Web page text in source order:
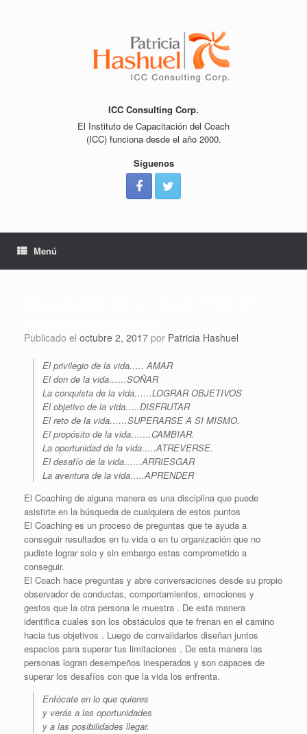
ICC Consulting Corp.
El Instituto de Capacitación del Coach
(ICC) funciona desde el año 2000.
Síguenos
Menú
Publicado el octubre 2, 2017 por Patricia Hashuel
El privilegio de la vida….. AMAR
El don de la vida……SOÑAR
La conquista de la vida……LOGRAR OBJETIVOS
El objetivo de la vida…..DISFRUTAR
El reto de la vida……SUPERARSE A SI MISMO.
El propósito de la vida…….CAMBIAR.
La oportunidad de la vida…..ATREVERSE.
El desafío de la vida……ARRIESGAR
La aventura de la vida…..APRENDER
El Coaching de alguna manera es una disciplina que puede
asistirte en la búsqueda de cualquiera de estos puntos
El Coaching es un proceso de preguntas que te ayuda a
conseguir resultados en tu vida o en tu organización que no
pudiste lograr solo y sin embargo estas comprometido a
conseguir.
El Coach hace preguntas y abre conversaciones desde su propio
observador de conductas, comportamientos, emociones y
gestos que la otra persona le muestra . De esta manera
identifica cuales son los obstáculos que te frenan en el camino
hacia tus objetivos . Luego de convalidarlos diseñan juntos
espacios para superar tus limitaciones . De esta manera las
personas logran desempeños inesperados y son capaces de
superar los desafíos con que la vida los enfrenta.
Enfócate en lo que quieres
y verás a las oportunidades
y a las posibilidades llegar.